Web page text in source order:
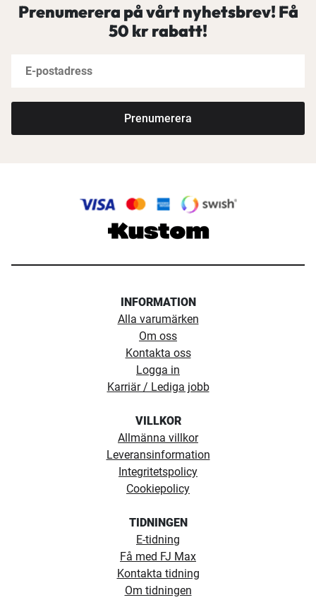
Prenumerera på vårt nyhetsbrev! Få
50 kr rabatt!
Prenumerera
INFORMATION
Alla varumärken
Om oss
Kontakta oss
Logga in
Karriär / Lediga jobb
VILLKOR
Allmänna villkor
Leveransinformation
Integritetspolicy
Cookiepolicy
TIDNINGEN
E-tidning
Få med FJ Max
Kontakta tidning
Om tidningen